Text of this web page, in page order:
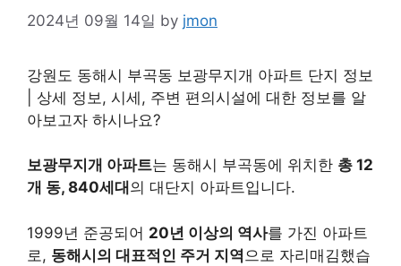
2024년 09월 14일 by jmon
강원도 동해시 부곡동 보광무지개 아파트 단지 정보
| 상세 정보, 시세, 주변 편의시설에 대한 정보를 알
아보고자 하시나요?
보광무지개 아파트는 동해시 부곡동에 위치한 총 12
개 동, 840세대 의 대단지 아파트입니다.
1999년 준공되어 20년 이상의 역사를 가진 아파트
로, 동해시의 대표적인 주거 지역 으로 자리매김했습